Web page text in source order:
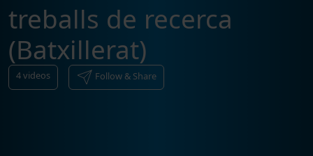
treballs de recerca
(Batxillerat)
4videos Follow & Share